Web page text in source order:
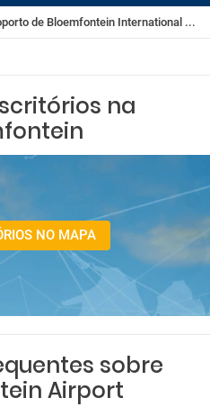
de Bloemfontein International ...
na
NO MAPA
sobre
Airport